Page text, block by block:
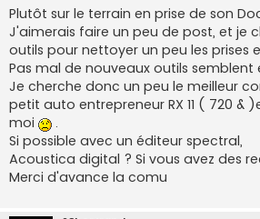
o
n
l
Plutôt sur le terrain en prise de son
J'aimerais faire un peu de post, et je
outils pour nettoyer un peu les prises
Pas mal de nouveaux outils semblent
Je cherche donc un peu le meilleur
petit auto entrepreneur RX 11 ( 720 &
moi
.
Si possible avec un éditeur spectral,
Acoustica digital ? Si vous avez des
Merci d'avance la comu